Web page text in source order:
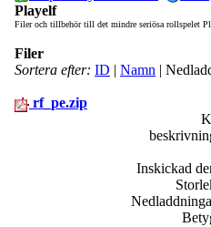
Playelf
Filer och tillbehör till det mindre seriösa rollspelet
Filer
Sortera efter: ID | Namn |
rf_pe.zip
Inskickad